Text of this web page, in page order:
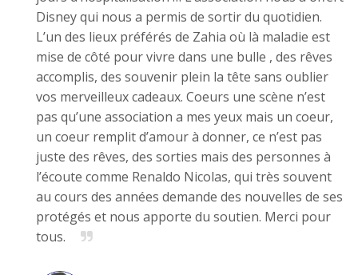
Disney qui nous a permis de sortir du quotidien.
L’un des lieux préférés de Zahia où là maladie est
mise de côté pour vivre dans une bulle , des rêves
accomplis, des souvenir plein la tête sans oublier
vos merveilleux cadeaux. Coeurs une scène n’est
pas qu’une association a mes yeux mais un coeur,
un coeur remplit d’amour à donner, ce n’est pas
juste des rêves, des sorties mais des personnes à
l’écoute comme Renaldo Nicolas, qui très souvent
au cours des années demande des nouvelles de ses
protégés et nous apporte du soutien. Merci pour
tous.